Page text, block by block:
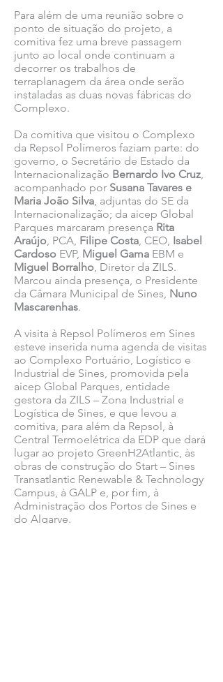
Para além de uma reunião sobre o
ponto de situação do projeto, a
comitiva fez uma breve passagem
junto ao local onde continuam a
decorrer os trabalhos de
terraplanagem da área onde serão
instaladas as duas novas fábricas do
Complexo.
Da comitiva que visitou o Complexo
da Repsol Polímeros faziam parte: do
governo, o Secretário de Estado da
Internacionalização Bernardo Ivo Cruz,
acompanhado por Susana Tavares e
Maria João Silva, adjuntas do SE da
Internacionalização; da aicep Global
Parques marcaram presença Rita
Araújo, PCA, Filipe Costa, CEO, Isabel
Cardoso EVP, Miguel Gama EBM e
Miguel Borralho, Diretor da ZILS.
Marcou ainda presença, o Presidente
da Câmara Municipal de Sines, Nuno
Mascarenhas.
A visita à Repsol Polímeros em Sines
esteve inserida numa agenda de visitas
ao Complexo Portuário, Logístico e
Industrial de Sines, promovida pela
aicep Global Parques, entidade
gestora da ZILS – Zona Industrial e
Logística de Sines, e que levou a
comitiva, para além da Repsol, à
Central Termoelétrica da EDP que dará
lugar ao projeto GreenH2Atlantic, às
obras de construção do Start – Sines
Transatlantic Renewable & Technology
Campus, à GALP e, por fim, à
Administração dos Portos de Sines e
do Algarve.